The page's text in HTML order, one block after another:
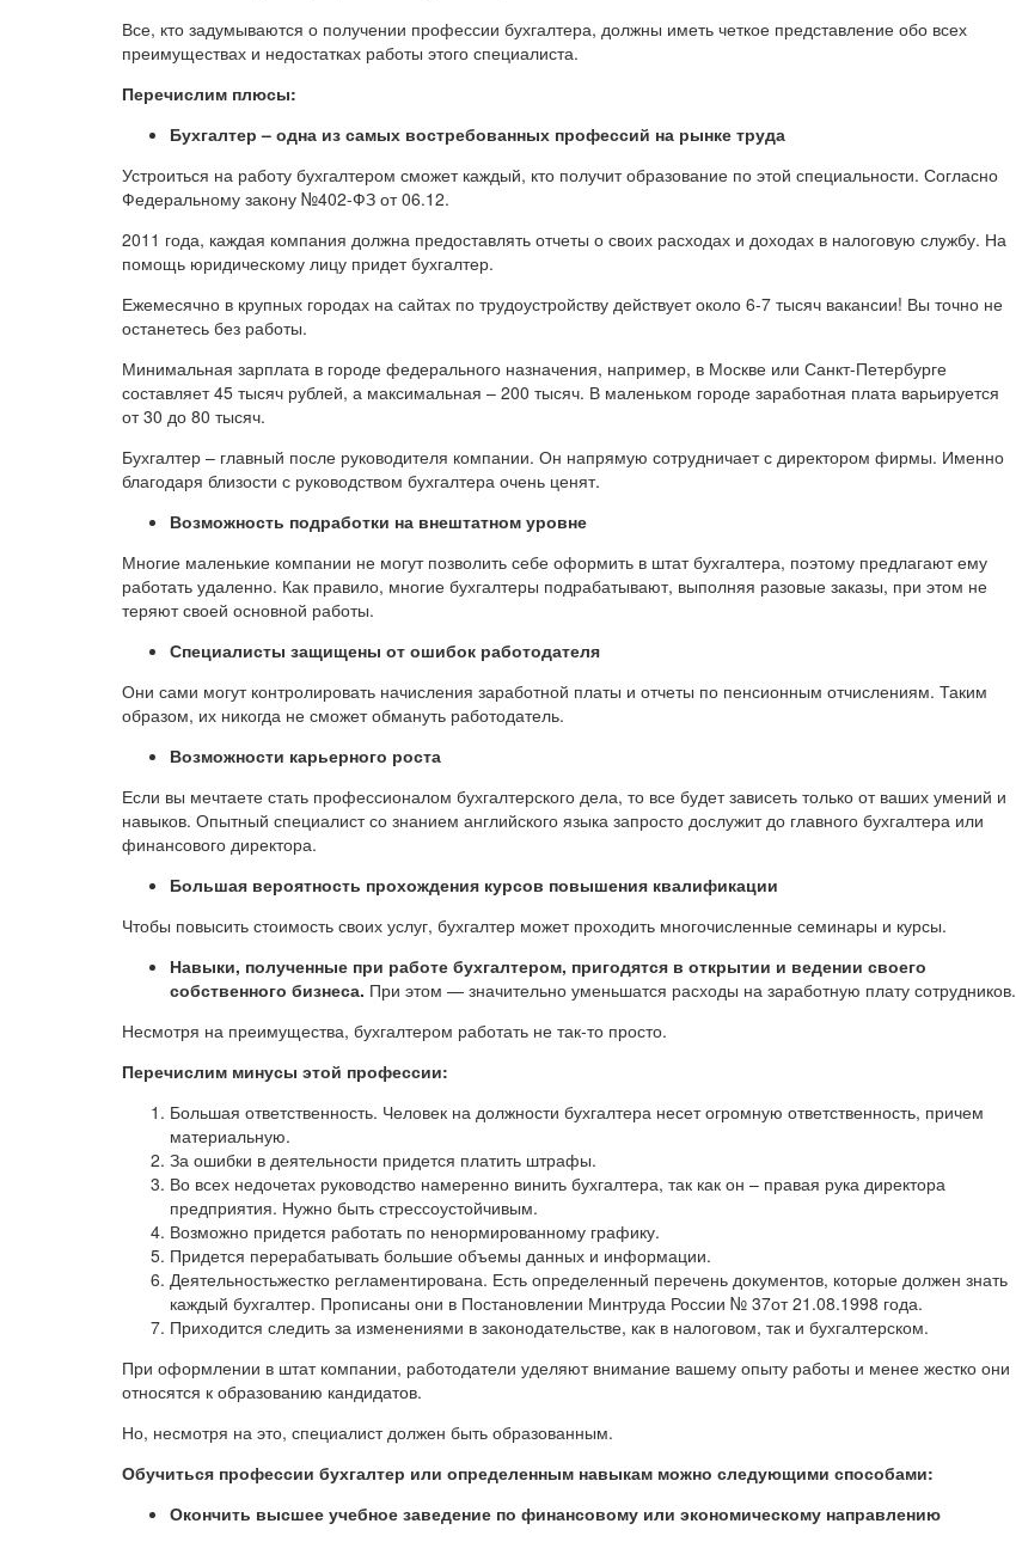
Все, кто задумываются о получении профессии бухгалтера, должны иметь четкое представление обо всех
преимуществах и недостатках работы этого специалиста.
Перечислим плюсы:
Бухгалтер – одна из самых востребованных профессий на рынке труда
Устроиться на работу бухгалтером сможет каждый, кто получит образование по этой специальности. Согласно
Федеральному закону №402-ФЗ от 06.12.
2011 года, каждая компания должна предоставлять отчеты о своих расходах и доходах в налоговую службу. На
помощь юридическому лицу придет бухгалтер.
Ежемесячно в крупных городах на сайтах по трудоустройству действует около 6-7 тысяч вакансии! Вы точно не
останетесь без работы.
Минимальная зарплата в городе федерального назначения, например, в Москве или Санкт-Петербурге
составляет 45 тысяч рублей, а максимальная – 200 тысяч. В маленьком городе заработная плата варьируется
от 30 до 80 тысяч.
Бухгалтер – главный после руководителя компании. Он напрямую сотрудничает с директором фирмы. Именно
благодаря близости с руководством бухгалтера очень ценят.
Возможность подработки на внештатном уровне
Многие маленькие компании не могут позволить себе оформить в штат бухгалтера, поэтому предлагают ему
работать удаленно. Как правило, многие бухгалтеры подрабатывают, выполняя разовые заказы, при этом не
теряют своей основной работы.
Специалисты защищены от ошибок работодателя
Они сами могут контролировать начисления заработной платы и отчеты по пенсионным отчислениям. Таким
образом, их никогда не сможет обмануть работодатель.
Возможности карьерного роста
Если вы мечтаете стать профессионалом бухгалтерского дела, то все будет зависеть только от ваших умений и
навыков. Опытный специалист со знанием английского языка запросто дослужит до главного бухгалтера или
финансового директора.
Большая вероятность прохождения курсов повышения квалификации
Чтобы повысить стоимость своих услуг, бухгалтер может проходить многочисленные семинары и курсы.
Навыки, полученные при работе бухгалтером, пригодятся в открытии и ведении своего
собственного бизнеса. При этом — значительно уменьшатся расходы на заработную плату сотрудников.
Несмотря на преимущества, бухгалтером работать не так-то просто.
Перечислим минусы этой профессии:
Большая ответственность. Человек на должности бухгалтера несет огромную ответственность, причем
материальную.
За ошибки в деятельности придется платить штрафы.
Во всех недочетах руководство намеренно винить бухгалтера, так как он – правая рука директора
предприятия. Нужно быть стрессоустойчивым.
Возможно придется работать по ненормированному графику.
Придется перерабатывать большие объемы данных и информации.
Деятельностьжестко регламентирована. Есть определенный перечень документов, которые должен знать
каждый бухгалтер. Прописаны они в Постановлении Минтруда России № 37от 21.08.1998 года.
Приходится следить за изменениями в законодательстве, как в налоговом, так и бухгалтерском.
При оформлении в штат компании, работодатели уделяют внимание вашему опыту работы и менее жестко они
относятся к образованию кандидатов.
Но, несмотря на это, специалист должен быть образованным.
Обучиться профессии бухгалтер или определенным навыкам можно следующими способами:
Окончить высшее учебное заведение по финансовому или экономическому направлению